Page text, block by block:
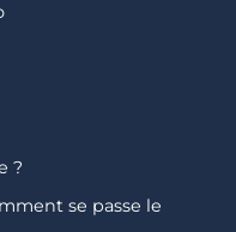
?
se passe le